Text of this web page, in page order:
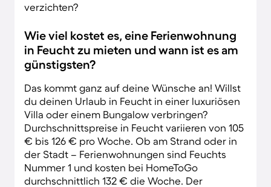
verzichten?
Wie viel kostet es, eine Ferienwohnung
in Feucht zu mieten und wann ist es am
günstigsten?
Das kommt ganz auf deine Wünsche an! Willst
du deinen Urlaub in Feucht in einer luxuriösen
Villa oder einem Bungalow verbringen?
Durchschnittspreise in Feucht variieren von 105
€ bis 126 € pro Woche. Ob am Strand oder in
der Stadt – Ferienwohnungen sind Feuchts
Nummer 1 und kosten bei HomeToGo
durchschnittlich 132 € die Woche. Der